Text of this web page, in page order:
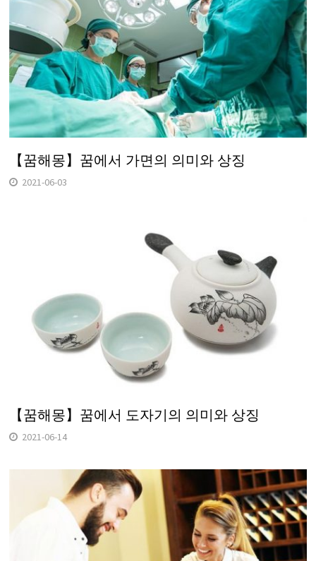
【꿈해몽】꿈에서 가면의 의미와 상징
2021-06-03
【꿈해몽】꿈에서 도자기의 의미와 상징
2021-06-14